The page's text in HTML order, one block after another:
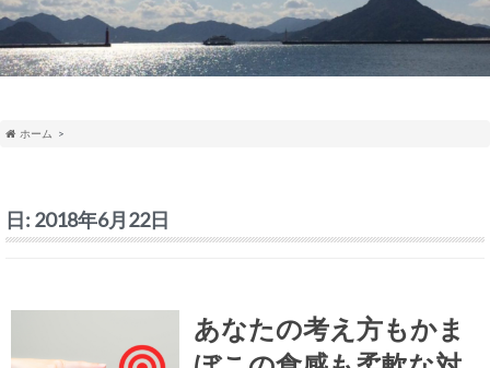
ホーム
日: 2018年6月22日
あなたの考え方もかま